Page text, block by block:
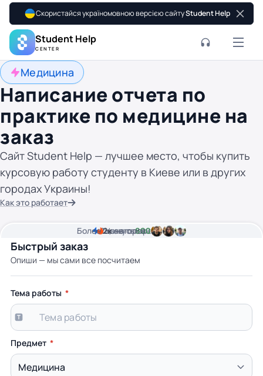
Скористайся україномовною версією сайтуStudent Help
Student Help
CENTER
Медицина
Написание отчета по
практике по медицине на
заказ
Сайт Student Help — лучшее место, чтобы купить
курсовую работу студенту в Киеве или в других
городах Украины!
Как это работает
Быстрый заказ
Опиши — мы сами все посчитаем
2минуты времени
Цена от800 грн
Более2кавторов
Тема работы
Предмет